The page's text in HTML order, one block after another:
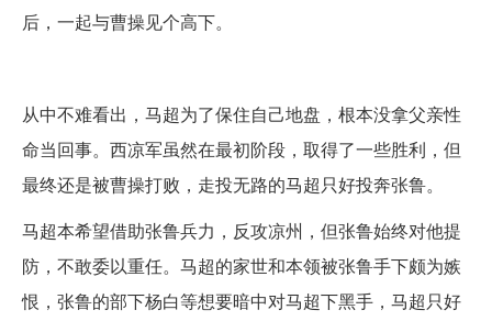
后，一起与曹操见个高下。
从中不难看出，马超为了保住自己地盘，根本没拿父亲性
命当回事。西凉军虽然在最初阶段，取得了一些胜利，但
最终还是被曹操打败，走投无路的马超只好投奔张鲁。
马超本希望借助张鲁兵力，反攻凉州，但张鲁始终对他提
防，不敢委以重任。马超的家世和本领被张鲁手下颇为嫉
恨，张鲁的部下杨白等想要暗中对马超下黑手，马超只好